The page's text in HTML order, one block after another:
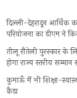
दिल्ली-देहरादून आर्थिक
परियोजना का डीएम ने
तीलू रौतेली पुरस्कार के
होगा राज्य स्तरीय सम्मान
कुमाऊँ में भी शिक्षा-
कैड़ा